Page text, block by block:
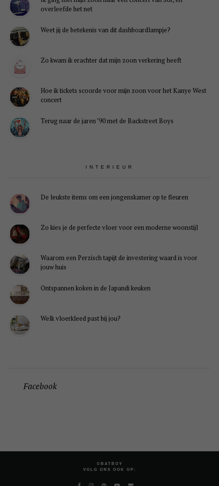
overleefde het net
Weet jij de betekenis van dit dashboardlampje?
Zo kwam ik erachter dat mijn zoon verkering heeft
Hoe ik tickets scoorde voor mijn zoon voor het Kanye West
concert
Terug naar de jaren ’90 met de Backstreet Boys
INTERIEUR
De leukste items om een jongenskamer op te fleuren
Zo kies je de perfecte vloer voor een moderne woonstijl
Waarom een Perzisch tapijt de investering waard is voor
jouw huis
Ontspannen koken in de Japandi keuken
Welk vloerkleed past bij jou?
Facebook
©BATBOY
VOLG ONS OOK OP: